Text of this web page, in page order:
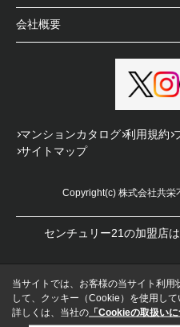
会社概要
マンションカタログ 利用規約
サイトマップ
Copyright(c) 株式会社共
センチュリー21の加盟店
当サイトでは、お客様の当サイト利用
して、クッキー（Cookie）を使用して
詳しくは、当社の 「Cookieの取扱いに